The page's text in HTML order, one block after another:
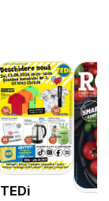
TEDi